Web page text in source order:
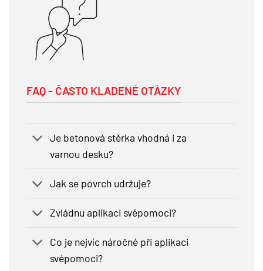
FAQ - ČASTO KLADENÉ OTÁZKY
Je betonová stěrka vhodná i za
varnou desku?
Jak se povrch udržuje?
Zvládnu aplikaci svépomoci?
Co je nejvíc náročné při aplikaci
svépomoci?